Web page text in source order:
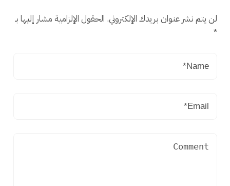
لن يتم نشر عنوان بريدك الإلكتروني. الحقول الإلزامية مشار إليها بـ
*